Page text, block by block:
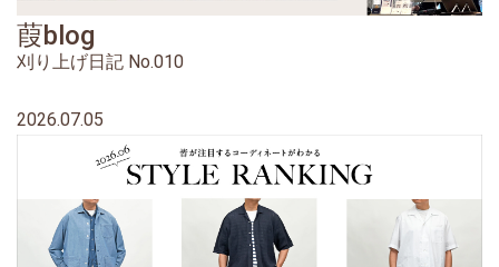
葭blog
刈り上げ日記 No.010
2026.07.05